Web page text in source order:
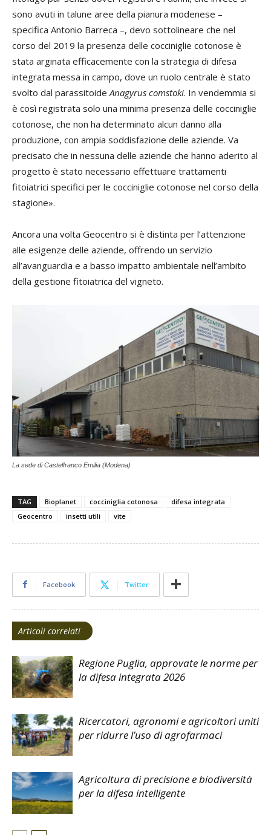
sono avuti in talune aree della pianura modenese –
specifica Antonio Barreca –, devo sottolineare che nel
corso del 2019 la presenza delle cocciniglie cotonose è
stata arginata efficacemente con la strategia di difesa
integrata messa in campo, dove un ruolo centrale è stato
svolto dal parassitoideAnagyrus comstoki. In vendemmia si
è così registrata solo una minima presenza delle cocciniglie
cotonose, che non ha determinato alcun danno alla
produzione, con ampia soddisfazione delle aziende. Va
precisato che in nessuna delle aziende che hanno aderito al
progetto è stato necessario effettuare trattamenti
fitoiatrici specifici per le cocciniglie cotonose nel corso della
stagione».
Ancora una volta Geocentro si è distinta per l’attenzione
alle esigenze delle aziende, offrendo un servizio
all’avanguardia e a basso impatto ambientale nell’ambito
della gestione fitoiatrica del vigneto.
La sede di Castelfranco Emilia (Modena)
TAG Bioplanet cocciniglia cotonosa
difesa integrata
Geocentro
insetti utili vite
Facebook Twitter
Articoli correlati
Regione Puglia, approvate le norme per
la difesa integrata 2026
Ricercatori, agronomi e agricoltori uniti
per ridurre l’uso di agrofarmaci
Agricoltura di precisione e biodiversità
per la difesa intelligente